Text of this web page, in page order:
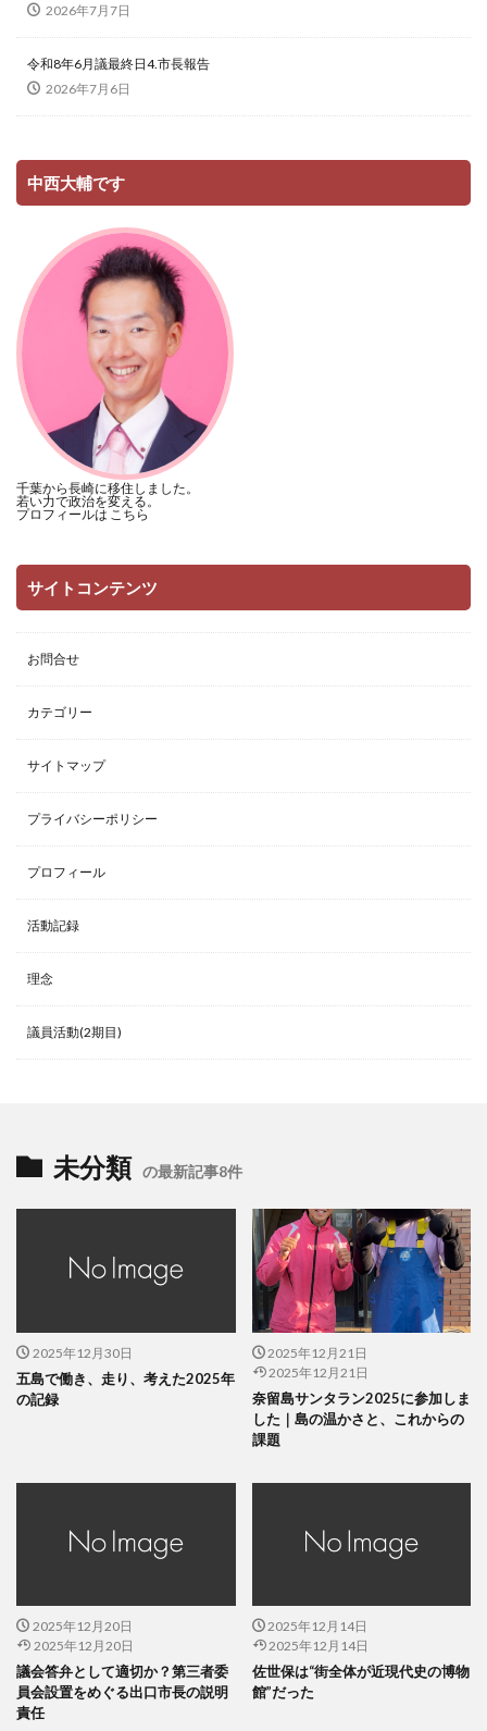
2026年7月7日
令和8年6月議最終日4.市長報告
2026年7月6日
中西大輔です
千葉から長崎に移住しました。
若い力で政治を変える。
プロフィールは こちら
サイトコンテンツ
お問合せ
カテゴリー
サイトマップ
プライバシーポリシー
プロフィール
活動記録
理念
議員活動(2期目)
未分類 の最新記事8件
2025年12月30日
五島で働き、走り、考えた2025年
の記録
2025年12月21日
2025年12月21日
奈留島サンタラン2025に参加しま
した｜島の温かさと、これからの
課題
2025年12月20日
2025年12月20日
議会答弁として適切か？第三者委
員会設置をめぐる出口市長の説明
責任
2025年12月14日
2025年12月14日
佐世保は“街全体が近現代史の博物
館”だった